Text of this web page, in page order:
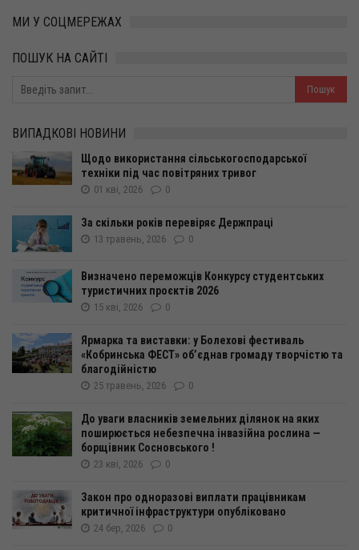
МИ У СОЦМЕРЕЖАХ
ПОШУК НА САЙТІ
ВИПАДКОВІ НОВИНИ
Щодо використання сільськогосподарської
техніки під час повітряних тривог
01 кві, 2026 0
За скільки років перевіряє Держпраці
13 травень, 2026 0
Визначено переможців Конкурсу студентських
туристичних проєктів 2026
15 кві, 2026 0
Ярмарка та виставки: у Болехові фестиваль
«Кобринська ФЕСТ» об’єднав громаду творчістю та
благодійністю
25 травень, 2026 0
До уваги власників земельних ділянок на яких
поширюється небезпечна інвазійна рослина —
борщівник Сосновського !
23 кві, 2026 0
Закон про одноразові виплати працівникам
критичної інфраструктури опубліковано
24 бер, 2026 0